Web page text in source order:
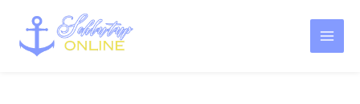
Inhalt
springen